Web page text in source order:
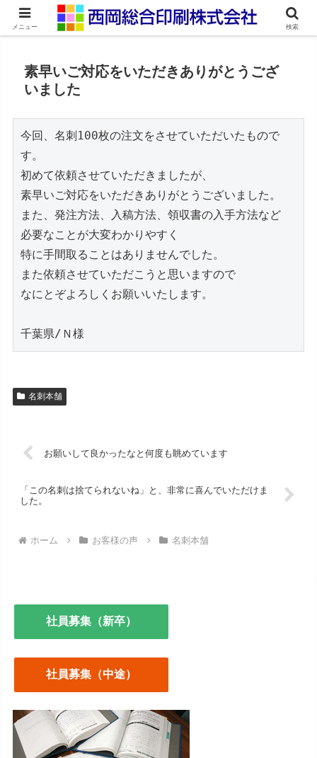
ネット印刷通販・オンデマンド印刷
素早いご対応をいただきありがとうござ
いました
今回、名刺100枚の注文をさせていただいたもので
す。
初めて依頼させていただきましたが、
素早いご対応をいただきありがとうございました。
また、発注方法、入稿方法、領収書の入手方法など
必要なことが大変わかりやすく
特に手間取ることはありませんでした。
また依頼させていただこうと思いますので
なにとぞよろしくお願いいたします。
千葉県/Ｎ様
名刺本舗
お願いして良かったなと何度も眺めています
「この名刺は捨てられないね」と、非常に喜んでいただけま
した。
ホーム お客様の声 名刺本舗
社員募集（新卒）
社員募集（中途）
メニュー 検索